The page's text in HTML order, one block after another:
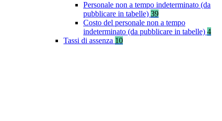
Personale non a tempo indeterminato (da
pubblicare in tabelle) 39
Costo del personale non a tempo
indeterminato (da pubblicare in tabelle) 4
Tassi di assenza 10